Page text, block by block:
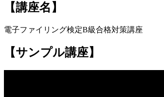
【講座名】
電子ファイリング検定B級合格対策講座
【サンプル講座】